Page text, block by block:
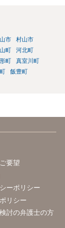
市
村山市
町
河北町
町
真室川町
飯豊町
要望
ーポリシー
リシー
討の弁護士の方